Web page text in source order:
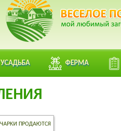
УСАДЬБА ФЕРМА